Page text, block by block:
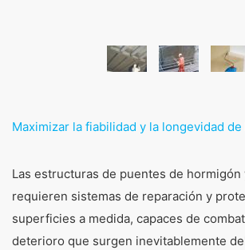
Maximizar la fiabilidad y la longevidad
Las estructuras de puentes de hormigón
requieren sistemas de reparación y
superficies a medida, capaces de
deterioro que surgen inevitablemente